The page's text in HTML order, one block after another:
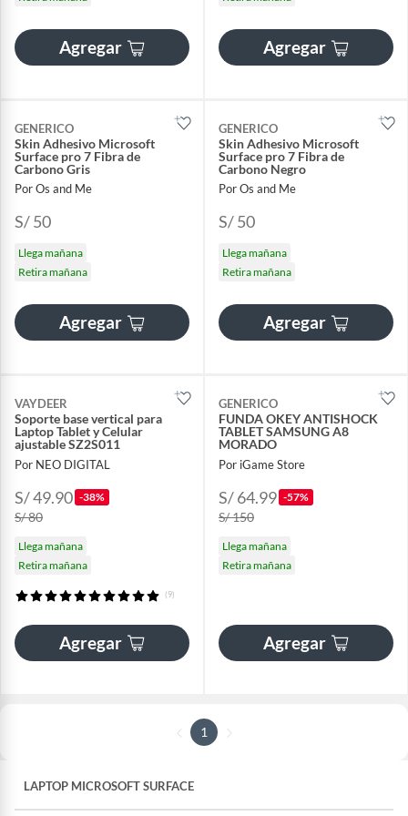
Agregar Agregar
GENERICO
Skin Adhesivo Microsoft
Surface pro 7 Fibra de
Carbono Gris
Por Os and Me
S/ 50
Llega mañana
Retira mañana
Agregar
GENERICO
Skin Adhesivo Microsoft
Surface pro 7 Fibra de
Carbono Negro
Por Os and Me
S/ 50
Llega mañana
Retira mañana
Agregar
VAYDEER
Soporte base vertical para
Laptop Tablet y Celular
ajustable SZ2S011
Por NEO DIGITAL
S/ 49.90 -38%
S/ 80
Llega mañana
Retira mañana
(9)
Agregar
GENERICO
FUNDA OKEY ANTISHOCK
TABLET SAMSUNG A8
MORADO
Por iGame Store
S/ 64.99 -57%
S/ 150
Llega mañana
Retira mañana
Agregar
1
LAPTOP MICROSOFT SURFACE